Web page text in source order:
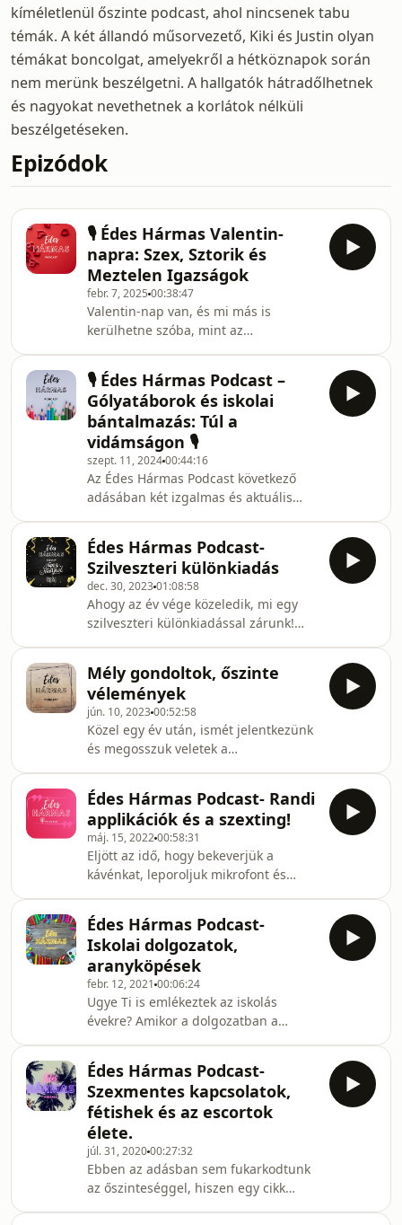
kíméletlenül őszinte podcast, ahol nincsenek tabu
témák. A két állandó műsorvezető, Kiki és Justin olyan
témákat boncolgat, amelyekről a hétköznapok során
nem merünk beszélgetni. A hallgatók hátradőlhetnek
és nagyokat nevethetnek a korlátok nélküli
beszélgetéseken.
Epizódok
🎙️ Édes Hármas Valentin-
napra: Szex, Sztorik és
Meztelen Igazságok
febr. 7, 2025 00:38:47
Valentin-nap van, és mi más is
kerülhetne szóba, mint az
epizódban megosztunk néhány
izgalmas dolgot magunkról,
beszélgetünk a jó szex titkairól, és
mélyebbre ásunk a női anatómia
rejtelmeiben is. Garantáltan pikáns és
szórakozásTarts velünk az Édes
Hármas legújabb részében! 💋Jó
szórakozást kíván: Mona és Justin!
🎙 Édes Hármas Podcast –
Gólyatáborok és iskolai
bántalmazás: Túl a
vidámságon 🎙
szept. 11, 202400:44:16
Az Édes Hármas Podcast következő
adásában két izgalmas és aktuális
élménydús, de néha árnyoldalakkal
teli világát, valamint az iskolai
bántalmazás súlyos kérdését.
Beszélgetünk a gólyatáborok
közösségformáló erejéről, a
kihagyhatatlan bulikról, ugyanakkor
nem hallgatjuk el azokat az eseteket
sem, amikor a határok átlépése, illetve
a túlzott &quot;beavatási rituál
Édes Hármas Podcast-
Szilveszteri különkiadás
dec. 30, 202301:08:58
Ahogy az év vége közeledik, mi egy
szilveszteri különkiadással zárunk!
felvétel során! Beszélgetünk a
következő évi fogadalmakról, Mona
megosztja vicces történetét egy balul
sikerült randiról, és természetesen
néhány vicces pillanatba is belefér a
férfiak méreteivel kapcsolatban.
Kellemes szórakozást kívánnak a
műsorvezetők,
Mély gondoltok, őszinte
vélemények
jún. 10, 202300:52:58
Közel egy év után, ismét jelentkezünk
és megosszuk veletek a
és mentális helyzetről! Szót ejtettünk
az inflációról az oktatásról és a Ti Tok
negatív oldaláról!Nincs más dolgod,
mint hátradőlni és lejönni velünk az
életről! Jó szórakozást és
kikapcsolódást kíván Mona és Justin!
Édes Hármas Podcast- Randi
applikációk és a szexting!
máj. 15, 202200:58:31
Eljött az idő, hogy bekeverjük a
kávénkat, leporoljuk mikrofont és
témákról, amik a hétköznapok során
nem kerülnek előtérben. &nbsp;Még
Kiki, jól megérdemelt szabadságát
tölti, addig Mona veszi át a helyét. A
második évad első adásában olyan
témákat feszegetünk, mint a randi
applikációk és azok hátránya, továbbá
szó esik a manapság leginkább
divatos ismerkedési formá
Édes Hármas Podcast-
Iskolai dolgozatok,
aranyköpések
febr. 12, 2021 00:06:24
Ugye Ti is emlékeztek az iskolás
évekre? Amikor a dolgozatban a
választ. A következő rövid podcastben
egy Facebook bejegyzésben
összegyűjtött elszúrt dolgozatok
válaszait hallhatjátok. Jó szórakozást
kívánunk!
Édes Hármas Podcast-
Szexmentes kapcsolatok,
fétishek és az escortok
élete.
júl. 31, 202000:27:32
Ebben az adásban sem fukarkodtunk
az őszinteséggel, hiszen egy cikk